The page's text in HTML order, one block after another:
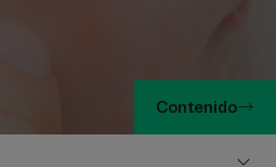
Contenido